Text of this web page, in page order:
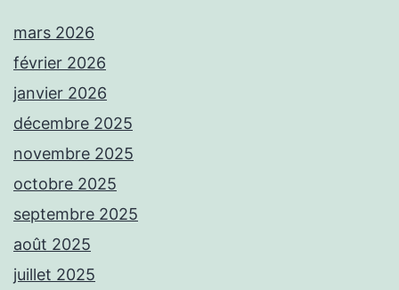
mars 2026
février 2026
janvier 2026
décembre 2025
novembre 2025
octobre 2025
septembre 2025
août 2025
juillet 2025